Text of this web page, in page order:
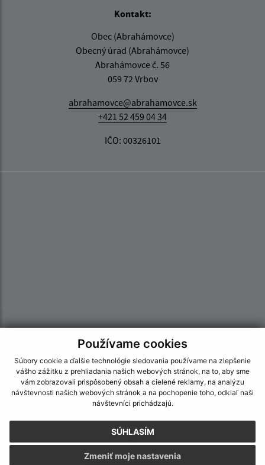
Používame cookies
Súbory cookie a ďalšie technológie sledovania používame na zlepšenie
vášho zážitku z prehliadania našich webových stránok, na to, aby sme
vám zobrazovali prispôsobený obsah a cielené reklamy, na analýzu
návštevnosti našich webových stránok a na pochopenie toho, odkiaľ naši
návštevníci prichádzajú.
SÚHLASÍM
Zmeniť moje nastavenia
Kontakt:
Obec (Abrahámovce)
Obecný úrad (Abrahámovce)
Abrahámovce č. 56
059 72 Vrbov
abrahamovce@abrahamovce.sk
+421 52 459 04 34
IČO: 00326101
Informácie o stránke:
Vyhlásenie o prístupnosti
Autorské práva
Navigácia:
Vytlačiť aktuálnu stránku